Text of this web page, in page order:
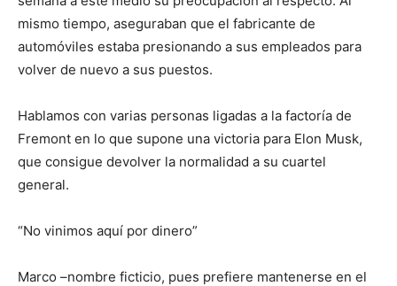
mismo tiempo, aseguraban que el fabricante de
automóviles estaba presionando a sus empleados para
volver de nuevo a sus puestos.
Hablamos con varias personas ligadas a la factoría de
Fremont en lo que supone una victoria para Elon Musk,
que consigue devolver la normalidad a su cuartel
general.
“No vinimos aquí por dinero”
Marco –nombre ficticio, pues prefiere mantenerse en el